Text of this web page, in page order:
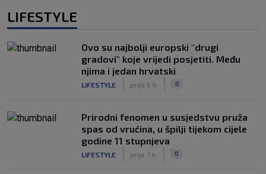
LIFESTYLE
Ovo su najbolji europski "drugi
gradovi" koje vrijedi posjetiti. Među
njima i jedan hrvatski
LIFESTYLE prije 6 h 0
Prirodni fenomen u susjedstvu pruža
spas od vrućina, u špilji tijekom cijele
godine 11 stupnjeva
LIFESTYLE prije 7 h 0